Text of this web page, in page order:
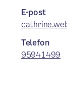
E-post
Telefon
95941499